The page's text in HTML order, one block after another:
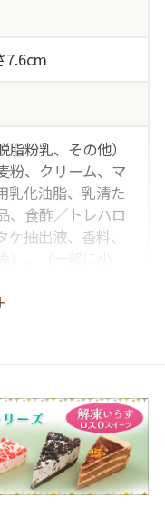
粉乳、その他）
粉、クリーム、マ
乳化油脂、乳清た
、食酢／トレハロ
抽出液、香料、
）、（一部に小